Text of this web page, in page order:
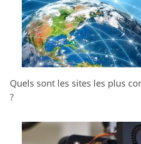
Quels sont les sites les plus
?